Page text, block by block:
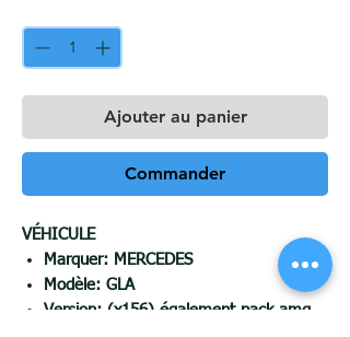
Ajouter au panier
Commander
VÉHICULE
Marquer: MERCEDES
Modèle: GLA
Version: (x156) également pack amg